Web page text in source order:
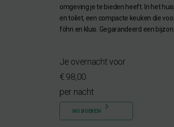
omgeving je te bieden heeft. In het
en toilet, een compacte keuken die
föhn en kluis. Gegarandeerd een
Je overnacht voor
€ 98,00
per nacht
NU BOEKEN